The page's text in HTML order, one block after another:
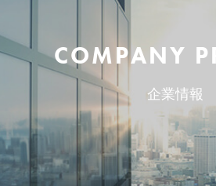
COMPANY
企業情報